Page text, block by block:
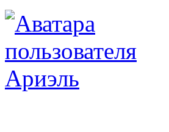
Ариэль